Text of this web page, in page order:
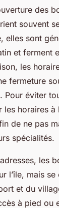
des
souvent
elles sont
et ferment
les
fermeture
Pour éviter
horaires à
de ne pas
spécialités.
les
l’île, mais
et du
à pied ou